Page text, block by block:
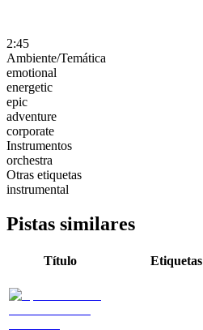
2:45
Ambiente/Temática
emotional
energetic
epic
adventure
corporate
Instrumentos
orchestra
Otras etiquetas
instrumental
Pistas similares
Título Etiquetas